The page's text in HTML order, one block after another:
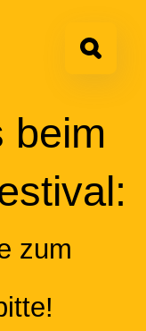
beim
zum